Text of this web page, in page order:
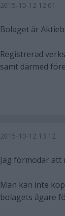
2015-10-12 12:01
Bolaget är
Registrerad
samt därmed
2015-10-12 13:12
Jag förmodar att
Man kan inte
bolagets ägare